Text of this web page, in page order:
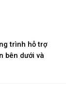
trình hỗ trợ
bên dưới và